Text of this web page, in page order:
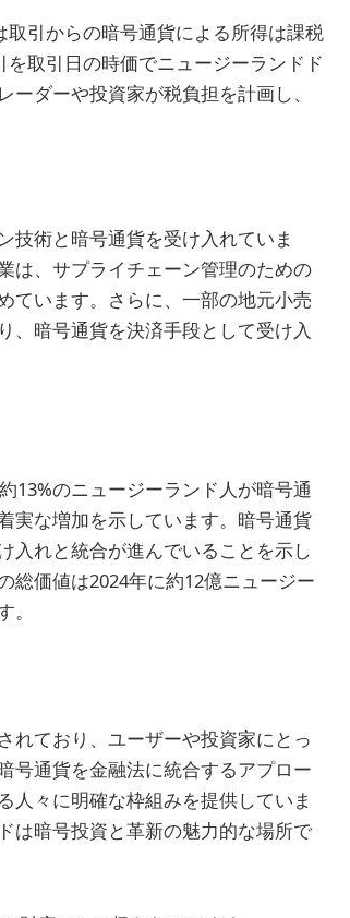
引からの暗号通貨による所得は課税
取引日の時価でニュージーランドド
ダーや投資家が税負担を計画し、
技術と暗号通貨を受け入れていま
は、サプライチェーン管理のための
ています。さらに、一部の地元小売
、暗号通貨を決済手段として受け入
13%のニュージーランド人が暗号通
実な増加を示しています。暗号通貨
入れと統合が進んでいることを示し
総価値は2024年に約12億ニュージー
れており、ユーザーや投資家にとっ
号通貨を金融法に統合するアプロー
人々に明確な枠組みを提供していま
は暗号投資と革新の魅力的な場所で